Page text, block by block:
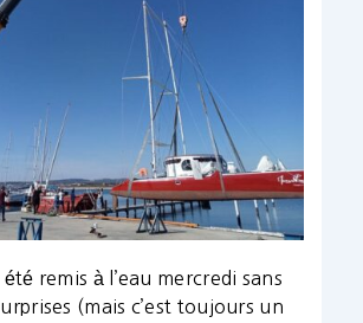
été remis à l’eau mercredi sans
(mais c’est toujours un